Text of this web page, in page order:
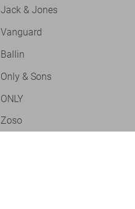
Jack & Jones
Vanguard
Ballin
Only & Sons
ONLY
Zoso